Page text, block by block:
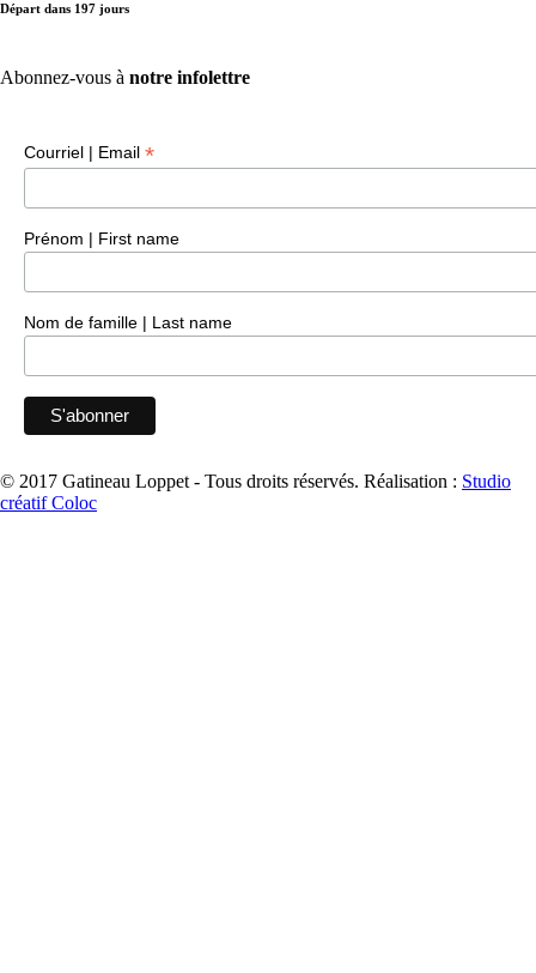
Départ dans 197 jours
Abonnez-vous à notre infolettre
Courriel | Email *
Prénom | First name
Nom de famille | Last name
© 2017 Gatineau Loppet - Tous droits réservés. Réalisation : Studio
créatif Coloc